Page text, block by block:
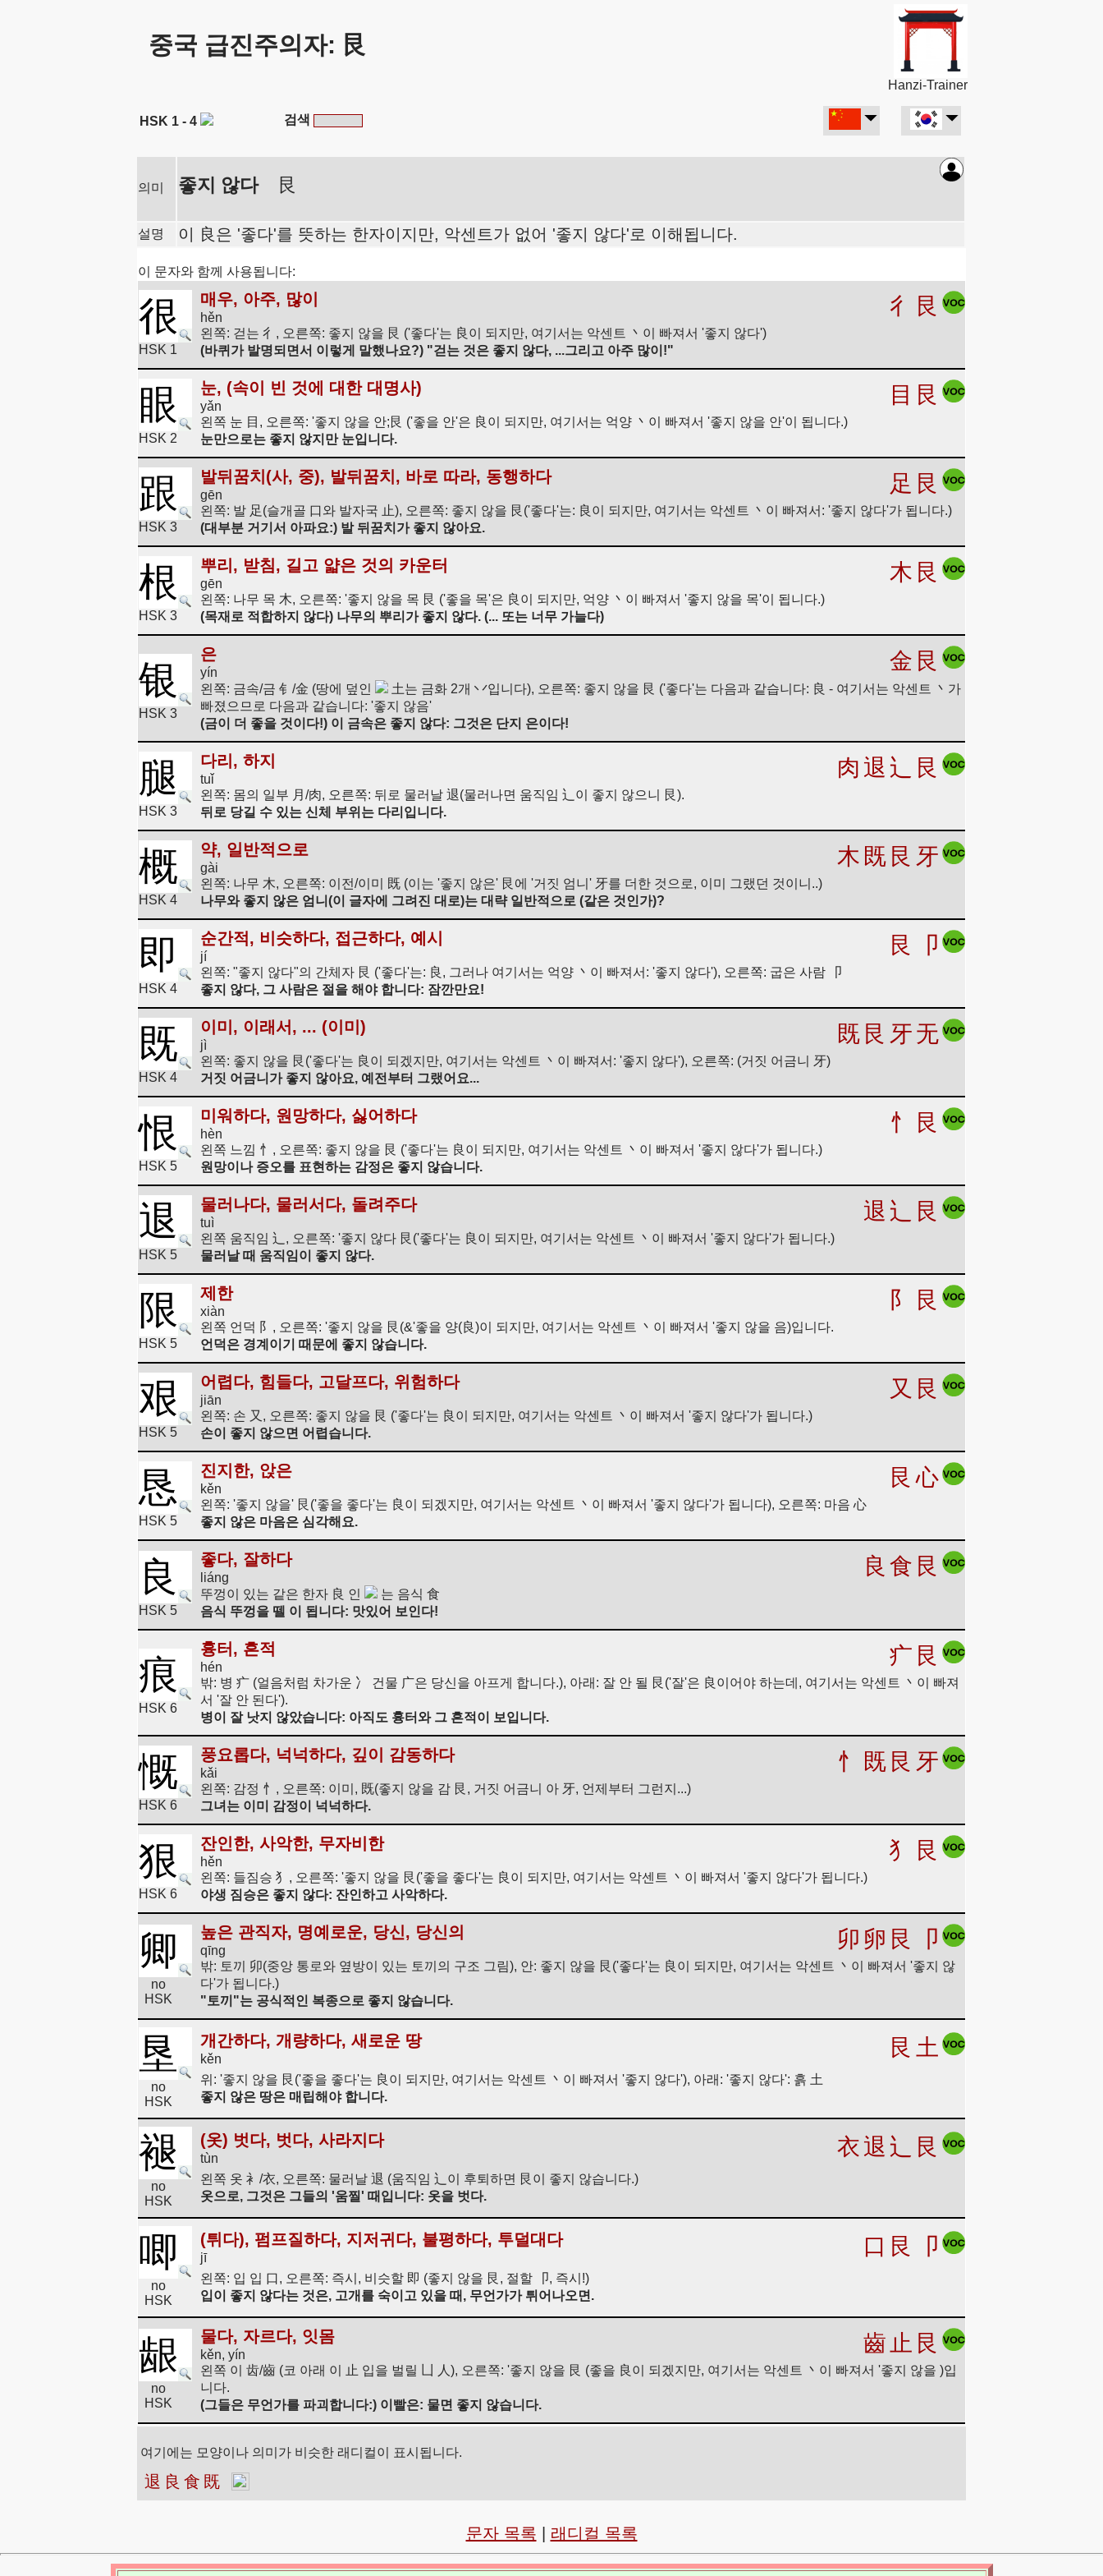
중국 급진주의자: 艮
Hanzi-Trainer
HSK 1 - 4 검색
의미 좋지 않다艮
설명 이 良은 '좋다'를 뜻하는 한자이지만, 악센트가 없어 '좋지 않다'로 이해됩니다.
이 문자와 함께 사용됩니다:
很
HSK 1
매우, 아주, 많이
hěn 彳 艮
왼쪽: 걷는 彳, 오른쪽: 좋지 않을 艮 ('좋다'는 良이 되지만, 여기서는 악센트 丶이 빠져서 '좋지 않다')
(바퀴가 발명되면서 이렇게 말했나요?) "걷는 것은 좋지 않다, ...그리고 아주 많이!"
眼
HSK 2
눈, (속이 빈 것에 대한 대명사)
yǎn 目 艮
왼쪽 눈 目, 오른쪽: '좋지 않을 안;艮 ('좋을 안'은 良이 되지만, 여기서는 억양 丶이 빠져서 '좋지 않을 안'이 됩니다.)
눈만으로는 좋지 않지만 눈입니다.
跟
HSK 3
발뒤꿈치(사, 중), 발뒤꿈치, 바로 따라, 동행하다
gēn 足 艮
왼쪽: 발 足(슬개골 口와 발자국 止), 오른쪽: 좋지 않을 艮('좋다'는: 良이 되지만, 여기서는 악센트 丶이 빠져서: '좋지 않다'가 됩니다.)
(대부분 거기서 아파요:) 발 뒤꿈치가 좋지 않아요.
根
HSK 3
뿌리, 받침, 길고 얇은 것의 카운터
gēn 木 艮
왼쪽: 나무 목 木, 오른쪽: '좋지 않을 목 艮 ('좋을 목'은 良이 되지만, 억양 丶이 빠져서 '좋지 않을 목'이 됩니다.)
(목재로 적합하지 않다) 나무의 뿌리가 좋지 않다. (... 또는 너무 가늘다)
银
HSK 3
은
yín 金 艮
왼쪽: 금속/금 钅/金 (땅에 덮인
土는 금화 2개 丷입니다), 오른쪽: 좋지 않을 艮 ('좋다'는 다음과 같습니다: 良 - 여기서는 악센트 丶가
빠졌으므로 다음과 같습니다: '좋지 않음'
(금이 더 좋을 것이다!) 이 금속은 좋지 않다: 그것은 단지 은이다!
腿
HSK 3
다리, 하지
tuǐ 肉 退 辶 艮
왼쪽: 몸의 일부 月/肉, 오른쪽: 뒤로 물러날 退(물러나면 움직임 辶이 좋지 않으니 艮).
뒤로 당길 수 있는 신체 부위는 다리입니다.
概
HSK 4
약, 일반적으로
gài 木 既 艮 牙
왼쪽: 나무 木, 오른쪽: 이전/이미 既 (이는 '좋지 않은' 艮에 '거짓 엄니' 牙를 더한 것으로, 이미 그랬던 것이니..)
나무와 좋지 않은 엄니(이 글자에 그려진 대로)는 대략 일반적으로 (같은 것인가)?
即
HSK 4
순간적, 비슷하다, 접근하다, 예시
jí 艮 卩
왼쪽: "좋지 않다"의 간체자 艮 ('좋다'는: 良, 그러나 여기서는 억양 丶이 빠져서: '좋지 않다'), 오른쪽: 굽은 사람 卩
좋지 않다, 그 사람은 절을 해야 합니다: 잠깐만요!
既
HSK 4
이미, 이래서, ... (이미)
jì 既 艮 牙无
왼쪽: 좋지 않을 艮('좋다'는 良이 되겠지만, 여기서는 악센트 丶이 빠져서: '좋지 않다'), 오른쪽: (거짓 어금니 牙)
거짓 어금니가 좋지 않아요, 예전부터 그랬어요...
恨
HSK 5
미워하다, 원망하다, 싫어하다
hèn 忄 艮
왼쪽 느낌 忄, 오른쪽: 좋지 않을 艮 ('좋다'는 良이 되지만, 여기서는 악센트 丶이 빠져서 '좋지 않다'가 됩니다.)
원망이나 증오를 표현하는 감정은 좋지 않습니다.
退
HSK 5
물러나다, 물러서다, 돌려주다
tuì 退 辶 艮
왼쪽 움직임 辶, 오른쪽: '좋지 않다 艮('좋다'는 良이 되지만, 여기서는 악센트 丶이 빠져서 '좋지 않다'가 됩니다.)
물러날 때 움직임이 좋지 않다.
限
HSK 5
제한
xiàn 阝 艮
왼쪽 언덕 阝, 오른쪽: '좋지 않을 艮(&'좋을 양(良)이 되지만, 여기서는 악센트 丶이 빠져서 '좋지 않을 음)입니다.
언덕은 경계이기 때문에 좋지 않습니다.
艰
HSK 5
어렵다, 힘들다, 고달프다, 위험하다
jiān 又 艮
왼쪽: 손 又, 오른쪽: 좋지 않을 艮 ('좋다'는 良이 되지만, 여기서는 악센트 丶이 빠져서 '좋지 않다'가 됩니다.)
손이 좋지 않으면 어렵습니다.
恳
HSK 5
진지한, 앉은
kěn 艮 心
왼쪽: '좋지 않을' 艮('좋을 좋다'는 良이 되겠지만, 여기서는 악센트 丶이 빠져서 '좋지 않다'가 됩니다), 오른쪽: 마음 心
좋지 않은 마음은 심각해요.
良
HSK 5
좋다, 잘하다
liáng 良 食 艮
뚜껑이 있는 같은 한자 良 인
는 음식 食
음식 뚜껑을 뗄 이 됩니다: 맛있어 보인다!
痕
HSK 6
흉터, 흔적
hén 疒 艮
밖: 병 疒 (얼음처럼 차가운 冫 건물 广은 당신을 아프게 합니다.), 아래: 잘 안 될 艮('잘'은 良이어야 하는데, 여기서는 악센트 丶이 빠져
서 '잘 안 된다').
병이 잘 낫지 않았습니다: 아직도 흉터와 그 흔적이 보입니다.
慨
HSK 6
풍요롭다, 넉넉하다, 깊이 감동하다
kǎi 忄 既 艮 牙
왼쪽: 감정 忄, 오른쪽: 이미, 既(좋지 않을 감 艮, 거짓 어금니 아 牙, 언제부터 그런지...)
그녀는 이미 감정이 넉넉하다.
狠
HSK 6
잔인한, 사악한, 무자비한
hěn 犭 艮
왼쪽: 들짐승 犭, 오른쪽: '좋지 않을 艮('좋을 좋다'는 良이 되지만, 여기서는 악센트 丶이 빠져서 '좋지 않다'가 됩니다.)
야생 짐승은 좋지 않다: 잔인하고 사악하다.
卿
no
HSK
높은 관직자, 명예로운, 당신, 당신의
qīng 卯 卵 艮 卩
밖: 토끼 卯(중앙 통로와 옆방이 있는 토끼의 구조 그림), 안: 좋지 않을 艮('좋다'는 良이 되지만, 여기서는 악센트 丶이 빠져서 '좋지 않
다'가 됩니다.)
"토끼"는 공식적인 복종으로 좋지 않습니다.
垦
no
HSK
개간하다, 개량하다, 새로운 땅
kěn 艮 土
위: '좋지 않을 艮('좋을 좋다'는 良이 되지만, 여기서는 악센트 丶이 빠져서 '좋지 않다'), 아래: '좋지 않다': 흙 土
좋지 않은 땅은 매립해야 합니다.
褪
no
HSK
(옷) 벗다, 벗다, 사라지다
tùn 衣退 辶 艮
왼쪽 옷 衤/衣, 오른쪽: 물러날 退 (움직임 辶이 후퇴하면 艮이 좋지 않습니다.)
옷으로, 그것은 그들의 '움찔' 때입니다: 옷을 벗다.
唧
no
HSK
(튀다), 펌프질하다, 지저귀다, 불평하다, 투덜대다
jī 口 艮 卩
왼쪽: 입 입 口, 오른쪽: 즉시, 비슷할 即 (좋지 않을 艮, 절할 卩, 즉시!)
입이 좋지 않다는 것은, 고개를 숙이고 있을 때, 무언가가 튀어나오면.
龈
no
HSK
물다, 자르다, 잇몸
kěn, yín 齒 止 艮
왼쪽 이 齿/齒 (코 아래 이 止 입을 벌릴 凵 人), 오른쪽: '좋지 않을 艮 (좋을 良이 되겠지만, 여기서는 악센트 丶이 빠져서 '좋지 않을 )입
니다.
(그들은 무언가를 파괴합니다:) 이빨은: 물면 좋지 않습니다.
여기에는 모양이나 의미가 비슷한 래디컬이 표시됩니다.
退 良 食 既
문자 목록 래디컬 목록